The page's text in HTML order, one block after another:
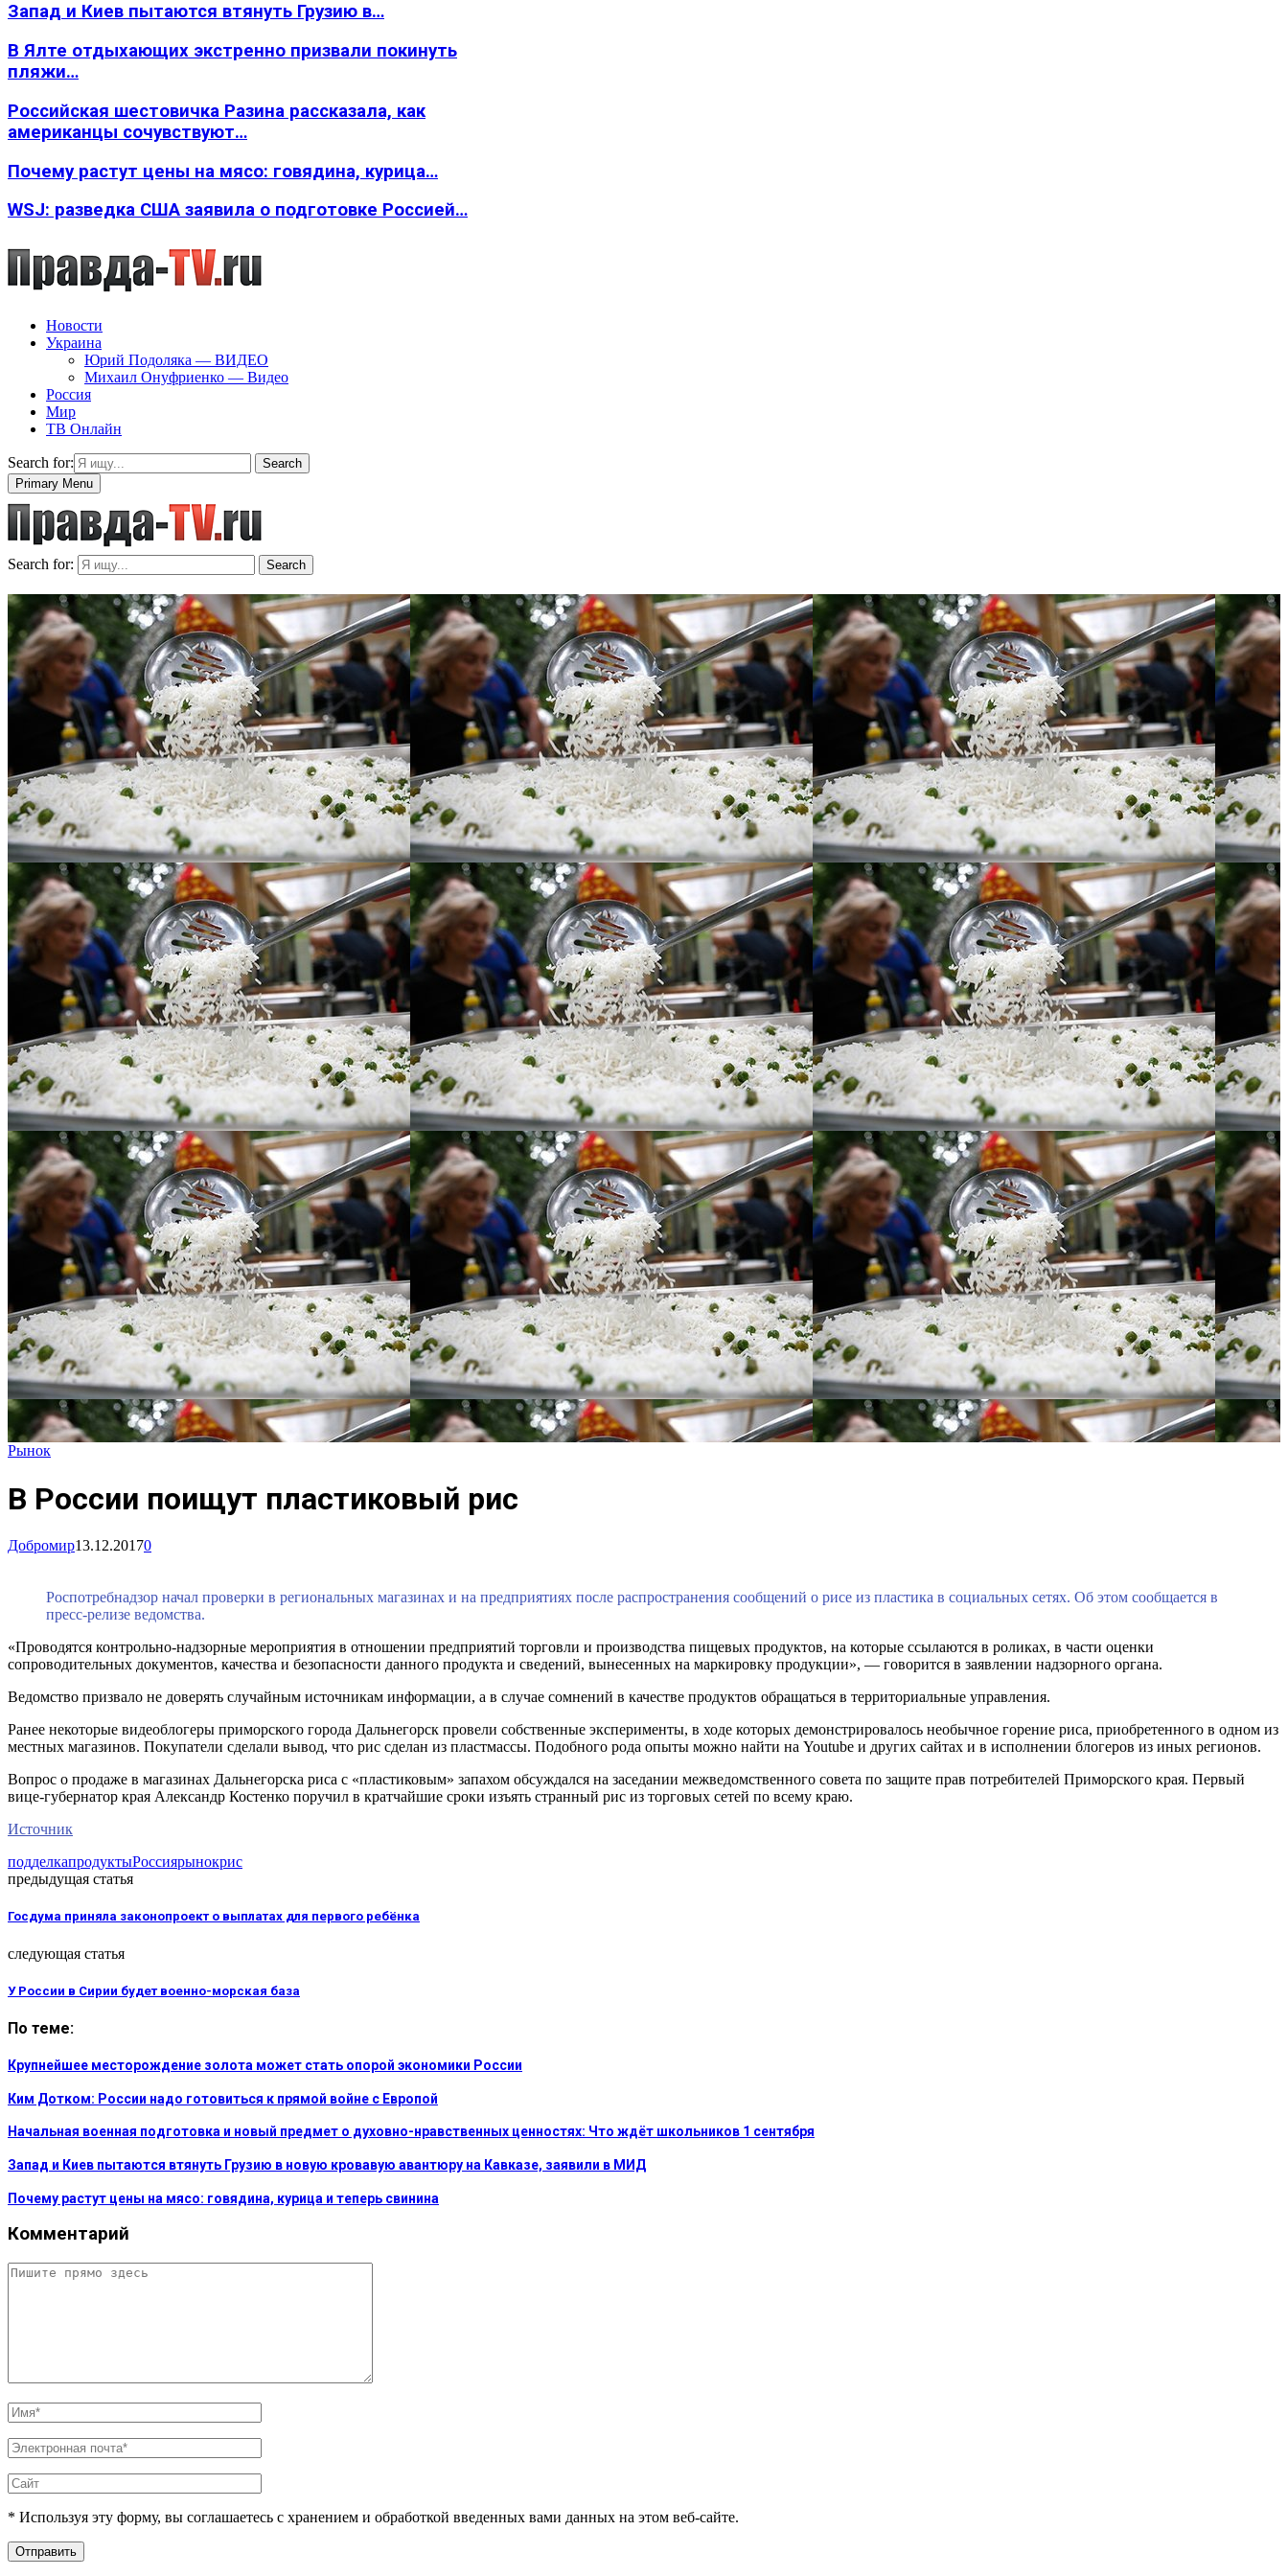
Запад и Киев пытаются втянуть Грузию в…
В Ялте отдыхающих экстренно призвали покинуть
пляжи…
Российская шестовичка Разина рассказала, как
американцы сочувствуют…
Почему растут цены на мясо: говядина, курица…
WSJ: разведка США заявила о подготовке Россией…
Новости
Украина
Юрий Подоляка — ВИДЕО
Михаил Онуфриенко — Видео
Россия
Мир
ТВ Онлайн
Search for:
Search
Primary Menu
Search for: Search
Рынок
В России поищут пластиковый рис
Добромир13.12.20170
Роспотребнадзор начал проверки в региональных магазинах и на предприятиях после распространения сообщений о рисе из пластика в социальных сетях. Об этом сообщается в
пресс-релизе ведомства.
«Проводятся контрольно-надзорные мероприятия в отношении предприятий торговли и производства пищевых продуктов, на которые ссылаются в роликах, в части оценки
сопроводительных документов, качества и безопасности данного продукта и сведений, вынесенных на маркировку продукции», — говорится в заявлении надзорного органа.
Ведомство призвало не доверять случайным источникам информации, а в случае сомнений в качестве продуктов обращаться в территориальные управления.
Ранее некоторые видеоблогеры приморского города Дальнегорск провели собственные эксперименты, в ходе которых демонстрировалось необычное горение риса, приобретенного в одном из
местных магазинов. Покупатели сделали вывод, что рис сделан из пластмассы. Подобного рода опыты можно найти на Youtube и других сайтах и в исполнении блогеров из иных регионов.
Вопрос о продаже в магазинах Дальнегорска риса с «пластиковым» запахом обсуждался на заседании межведомственного совета по защите прав потребителей Приморского края. Первый
вице-губернатор края Александр Костенко поручил в кратчайшие сроки изъять странный рис из торговых сетей по всему краю.
Источник
подделкапродуктыРоссиярынокрис
предыдущая статья
Госдума приняла законопроект о выплатах для первого ребёнка
следующая статья
У России в Сирии будет военно-морская база
По теме:
Крупнейшее месторождение золота может стать опорой экономики России
Ким Дотком: России надо готовиться к прямой войне с Европой
Начальная военная подготовка и новый предмет о духовно-нравственных ценностях: Что ждёт школьников 1 сентября
Запад и Киев пытаются втянуть Грузию в новую кровавую авантюру на Кавказе, заявили в МИД
Почему растут цены на мясо: говядина, курица и теперь свинина
Комментарий
* Используя эту форму, вы соглашаетесь с хранением и обработкой введенных вами данных на этом веб-сайте.